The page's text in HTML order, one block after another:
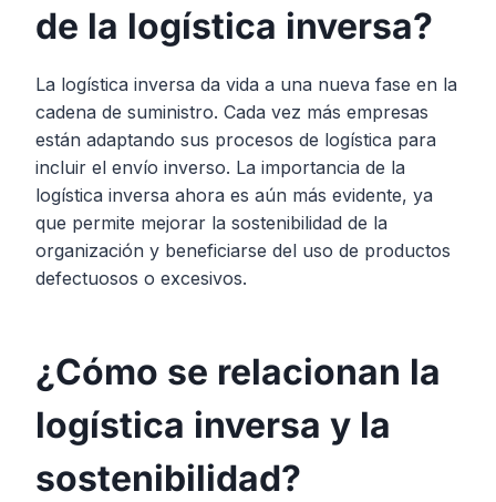
de la logística inversa?
La logística inversa da vida a una nueva fase en la
cadena de suministro. Cada vez más empresas
están adaptando sus procesos de logística para
incluir el envío inverso. La importancia de la
logística inversa ahora es aún más evidente, ya
que permite mejorar la sostenibilidad de la
organización y beneficiarse del uso de productos
defectuosos o excesivos.
¿Cómo se relacionan la
logística inversa y la
sostenibilidad?